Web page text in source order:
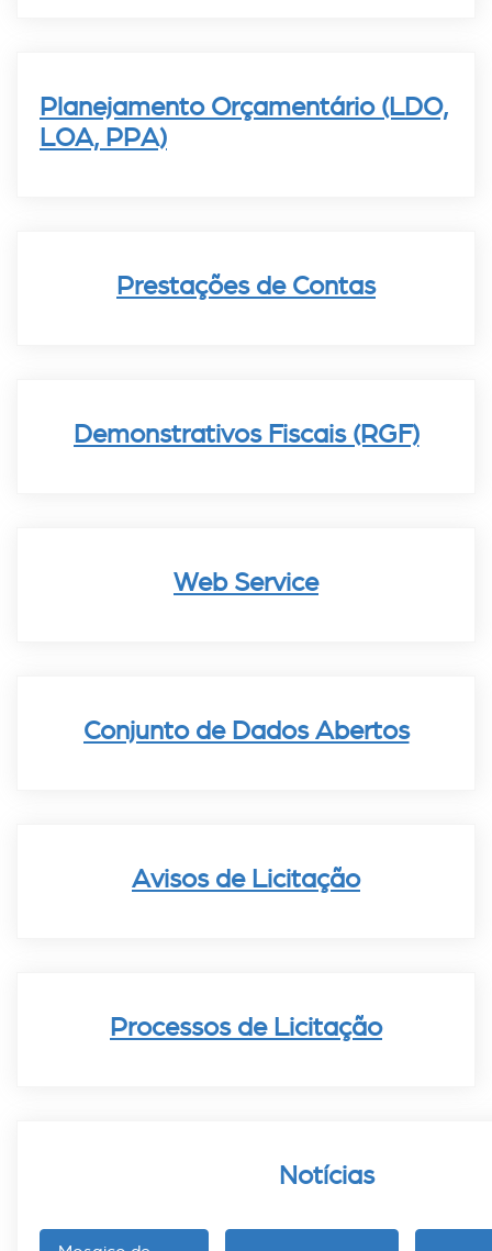
Planejamento Orçamentário (LDO,
LOA, PPA)
Prestações de Contas
Demonstrativos Fiscais (RGF)
Web Service
Conjunto de Dados Abertos
Avisos de Licitação
Processos de Licitação
Notícias